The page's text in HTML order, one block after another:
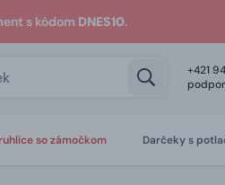
s kódom DNES10.
+421
so zámočkom Darčeky s